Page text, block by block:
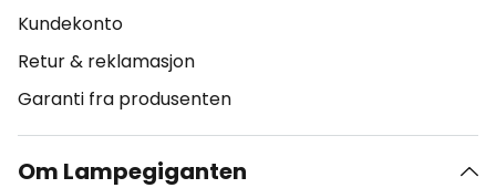
Kundekonto
Retur & reklamasjon
Garanti fra produsenten
Om Lampegiganten